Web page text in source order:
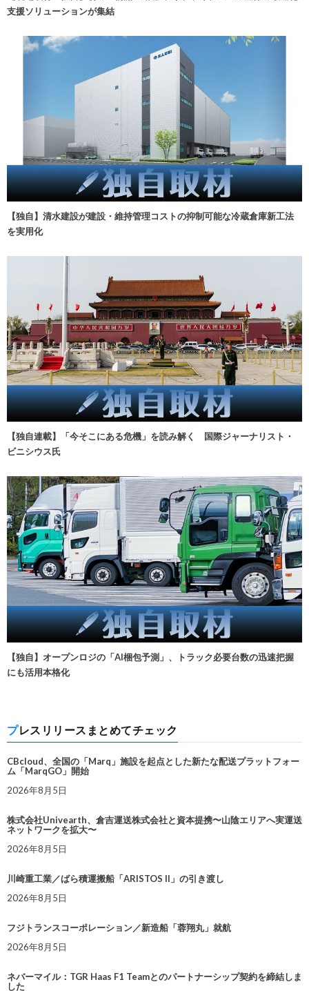
支援ソリューションが集結
【独自】清水建設が建設・維持管理コストの抑制可能な冷蔵倉庫新工法
を実用化
【独自連載】「今そこにある危機」を読み解く 国際ジャーナリスト・
ビニシウス氏
【独自】オープンロジの「AI梱包予測」、トラック必要台数の迅速把握
にも活用本格化
プレスリリースまとめてチェック
CBcloud、全国の「Marq」施設を起点とした新たな配送プラットフォー
ム「MarqGO」開始
2026年8月5日
株式会社Univearth、倉吉運送株式会社と資本提携〜山陰エリアへ実運送
ネットワークを拡大〜
2026年8月5日
川崎重工業／ばら積運搬船「ARISTOS II」の引き渡し
2026年8月5日
フジトランスコーポレーション／新造船「蓉翔丸」就航
2026年8月5日
ネバーマイル：TGR Haas F1 Teamとのパートナーシップ契約を締結しま
した